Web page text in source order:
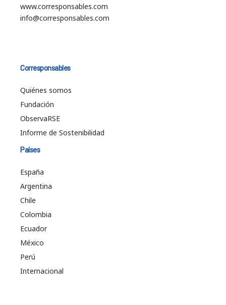
www.corresponsables.com
info@corresponsables.com
Corresponsables
Quiénes somos
Fundación
ObservaRSE
Informe de Sostenibilidad
Países
España
Argentina
Chile
Colombia
Ecuador
México
Perú
Internacional